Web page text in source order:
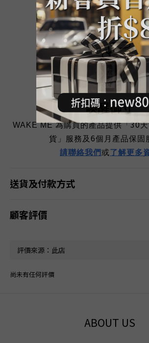
喚醒御守
WAKE ME為購買的產品提供「30
貨」服務及 6個月產品保固
請聯絡我們或了解更多
送貨及付款方式
顧客評價
尚未有任何評價
ABOUT US